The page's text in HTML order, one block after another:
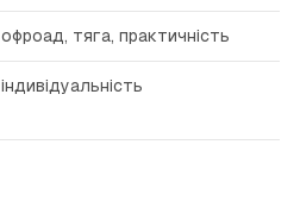
офроад, тяга, практичність
індивідуальність